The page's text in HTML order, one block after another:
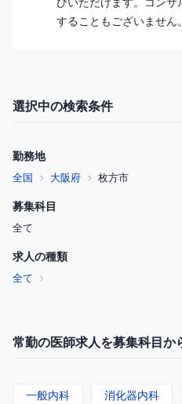
することもございません。
選択中の検索条件
勤務地
全国 大阪府 枚方市
募集科目
全て
求人の種類
全て
常勤の医師求人を募集科目か
一般内科 消化器内科